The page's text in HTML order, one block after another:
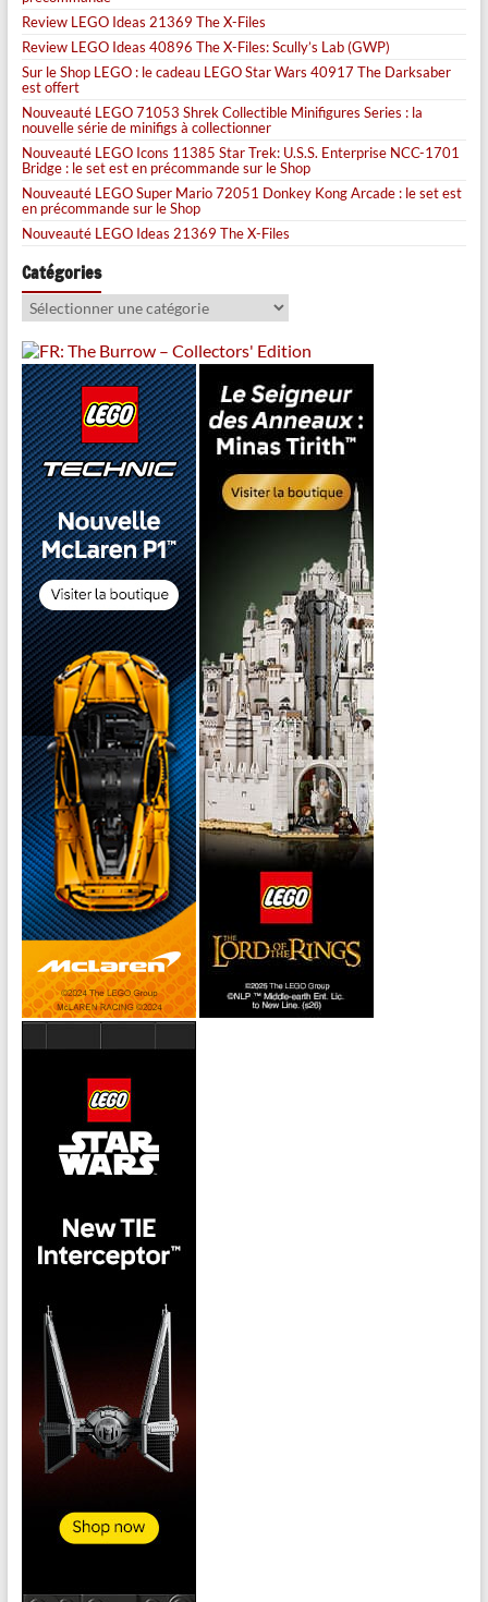
Review LEGO Ideas 21369 The X-Files
Review LEGO Ideas 40896 The X-Files: Scully’s Lab (GWP)
Sur le Shop LEGO : le cadeau LEGO Star Wars 40917 The Darksaber
est offert
Nouveauté LEGO 71053 Shrek Collectible Minifigures Series : la
nouvelle série de minifigs à collectionner
Nouveauté LEGO Icons 11385 Star Trek: U.S.S. Enterprise NCC-1701
Bridge : le set est en précommande sur le Shop
Nouveauté LEGO Super Mario 72051 Donkey Kong Arcade : le set est
en précommande sur le Shop
Nouveauté LEGO Ideas 21369 The X-Files
Catégories
Catégories